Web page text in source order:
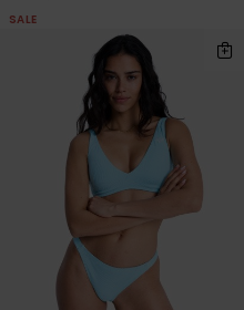
SALE